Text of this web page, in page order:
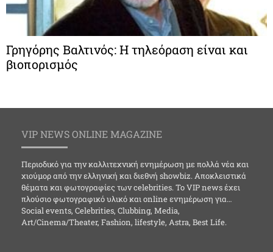
Γρηγόρης Βαλτινός: Η τηλεόραση είναι και
βιοπορισμός
VIP NEWS ONLINE MAGAZINE
Περιοδικό για την καλλιτεχνική ενημέρωση με πολλά νέα και
χιούμορ από την ελληνική και διεθνή showbiz. Αποκλειστικά
θέματα και φωτογραφίες των celebrities. Το VIP news έχει
πλούσιο φωτογραφικό υλικό και online ενημέρωση για…
Social events, Celebrities, Clubbing, Media,
Art/Cinema/Theater, Fashion, lifestyle, Astra, Best Life.